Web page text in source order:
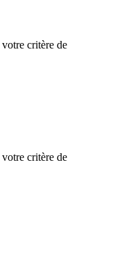
critère de
critère de